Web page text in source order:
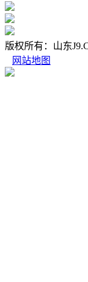
版权所有：山东
网站地图